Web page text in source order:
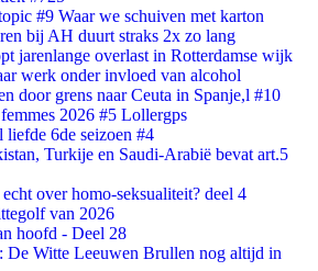
#9 Waar we schuiven met karton
bij AH duurt straks 2x zo lang
jarenlange overlast in Rotterdamse wijk
werk onder invloed van alcohol
door grens naar Ceuta in Spanje,l #10
2026 #5 Lollergps
6de seizoen #4
Turkije en Saudi-Arabië bevat art.5
over homo-seksualiteit? deel 4
van 2026
hoofd - Deel 28
De Witte Leeuwen Brullen nog altijd in